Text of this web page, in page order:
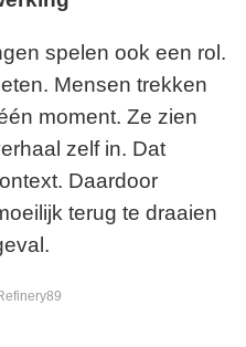
spelen ook een rol.
Mensen trekken
moment. Ze zien
zelf in. Dat
Daardoor
terug te draaien